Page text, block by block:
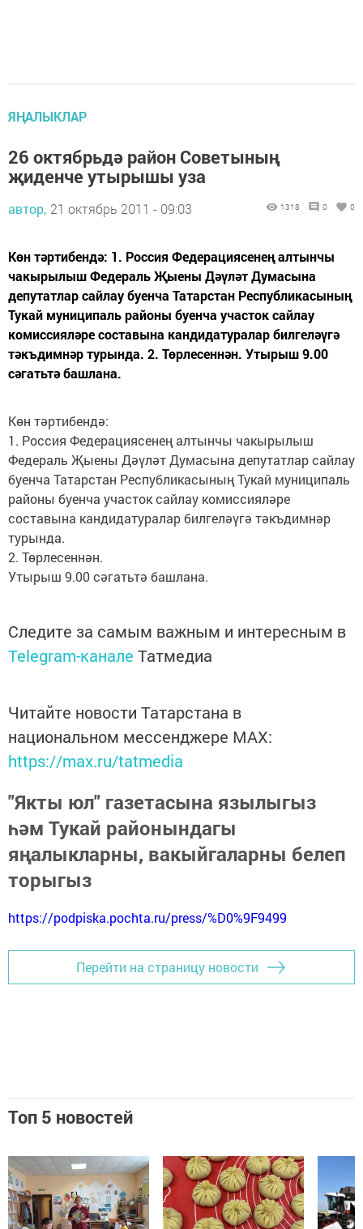
ЯҢАЛЫКЛАР
26 октябрьдә район Советының
җиденче утырышы уза
автор, 21 октябрь 2011 - 09:03 1318 0 0
Көн тәртибендә: 1. Россия Федерациясенең алтынчы
чакырылыш Федераль Җыены Дәүләт Думасына
депутатлар сайлау буенча Татарстан Республикасының
Тукай муниципаль районы буенча участок сайлау
комиссияләре составына кандидатуралар билгеләүгә
тәкъдимнәр турында. 2. Төрлесеннән. Утырыш 9.00
сәгатьтә башлана.
Көн тәртибендә:
1. Россия Федерациясенең алтынчы чакырылыш
Федераль Җыены Дәүләт Думасына депутатлар сайлау
буенча Татарстан Республикасының Тукай муниципаль
районы буенча участок сайлау комиссияләре
составына кандидатуралар билгеләүгә тәкъдимнәр
турында.
2. Төрлесеннән.
Утырыш 9.00 сәгатьтә башлана.
Следите за самым важным и интересным в
Telegram-канале Татмедиа
Читайте новости Татарстана в
национальном мессенджере MАХ:
https://max.ru/tatmedia
"Якты юл" газетасына язылыгыз
һәм Тукай районындагы
яңалыкларны, вакыйгаларны белеп
торыгыз
https://podpiska.pochta.ru/press/%D0%9F9499
Перейти на страницу новости
Топ 5 новостей